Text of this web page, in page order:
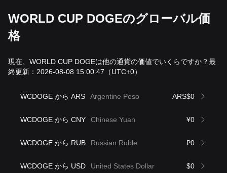
WORLD CUP DOGEのグローバル価
格
現在、WORLD CUP DOGEは他の通貨の価値でいくらですか？最
終更新：2026-08-08 15:00:47 （UTC+0）
WCDOGE から ARS Argentine Peso ARS$0
WCDOGE から CNY Chinese Yuan ¥0
WCDOGE から RUB Russian Ruble ₽0
WCDOGE から USD United States Dollar $0